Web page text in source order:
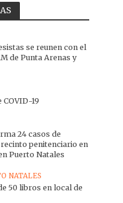
se reunen con el
de Punta Arenas y
COVID-19
24 casos de
penitenciario en
Puerto Natales
NATALES
50 libros en local de